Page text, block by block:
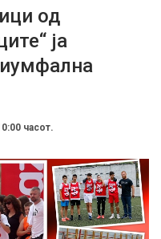
од
ја
часот.